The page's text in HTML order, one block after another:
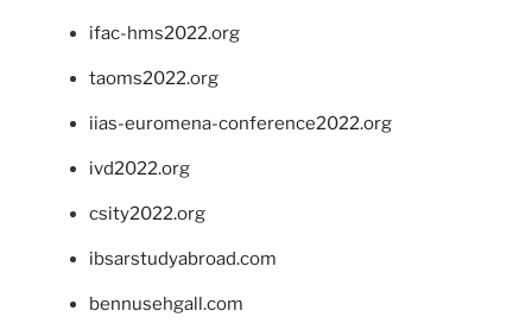
ifac-hms2022.org
taoms2022.org
iias-euromena-conference2022.org
ivd2022.org
csity2022.org
ibsarstudyabroad.com
bennusehgall.com